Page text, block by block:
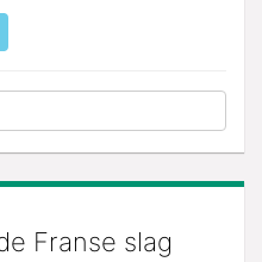
Franse slag